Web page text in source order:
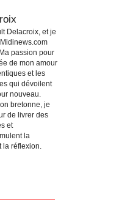
Delacroix, et je
passion pour
de mon amour
et les
qui dévoilent
nouveau.
bretonne, je
de livrer des
et
la
la réflexion.